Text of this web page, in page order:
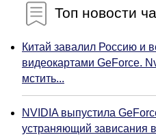
Топ новости
Китай завалил Россию и
видеокартами GeForce.
мстить...
NVIDIA выпустила
устраняющий зависания